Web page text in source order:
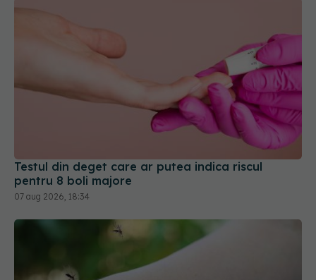
Testul din deget care ar putea indica riscul
pentru 8 boli majore
07 aug 2026, 18:34